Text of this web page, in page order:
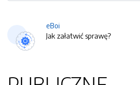
eBoi
Jak załatwić sprawę?